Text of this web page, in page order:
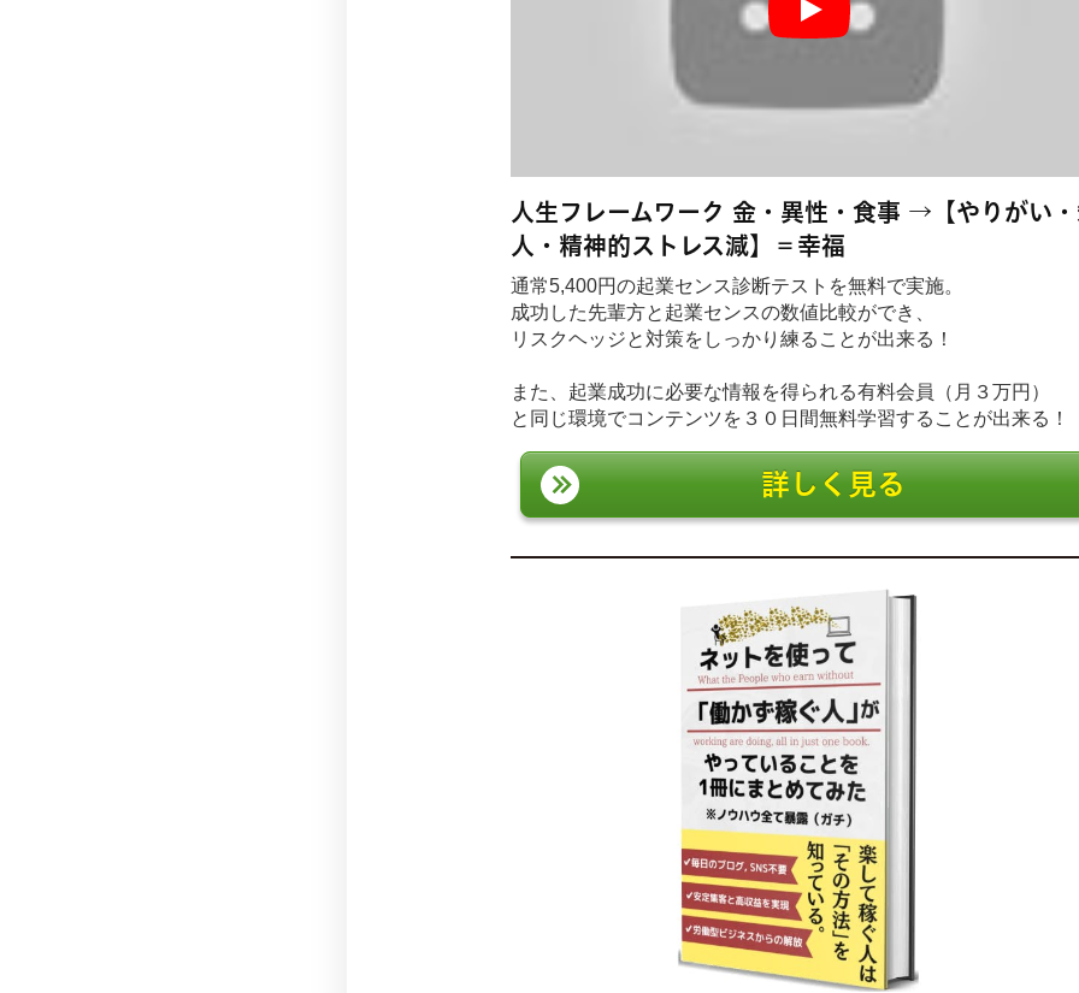
人生フレームワーク 金・異性・食事 →【やりがい
人・精神的ストレス減】＝幸福
通常5,400円の起業センス診断テストを無料で実施。
成功した先輩方と起業センスの数値比較ができ、
リスクヘッジと対策をしっかり練ることが出来る！
また、起業成功に必要な情報を得られる有料会員（月３万円）
と同じ環境でコンテンツを３０日間無料学習することが出来る！
詳しく見る